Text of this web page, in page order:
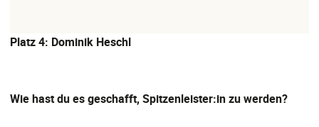
Platz 4: Dominik Heschl
Wie hast du es geschafft, Spitzenleister:in zu werden?